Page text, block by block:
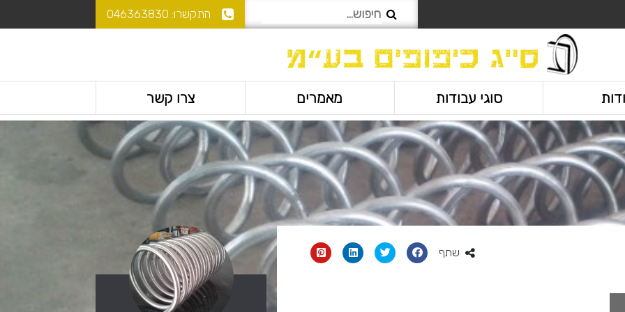
התקשרו: 046363830
סוגי עבודות מאמרים צרו קשר
שתף